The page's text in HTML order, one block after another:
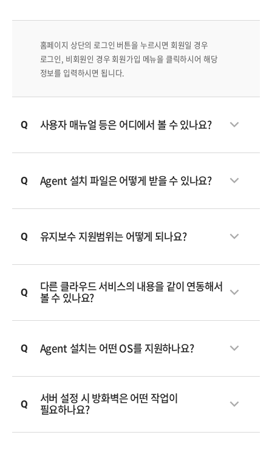
홈페이지 상단의 로그인 버튼을 누르시면 회원일 경우
로그인, 비회원인 경우 회원가입 메뉴을 클릭하시어 해당
정보를 입력하시면 됩니다.
사용자 매뉴얼 등은 어디에서 볼 수 있나요?
Agent 설치 파일은 어떻게 받을 수 있나요?
유지보수 지원범위는 어떻게 되나요?
다른 클라우드 서비스의 내용을 같이 연동해서
볼 수 있나요?
Agent 설치는 어떤 OS를 지원하나요?
서버 설정 시 방화벽은 어떤 작업이
필요하나요?